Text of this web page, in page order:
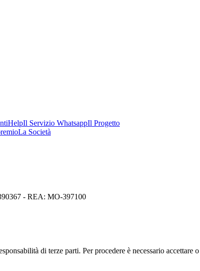
HelpIl Servizio WhatsappIl Progetto
La Società
- REA: MO-397100
di terze parti. Per procedere è necessario